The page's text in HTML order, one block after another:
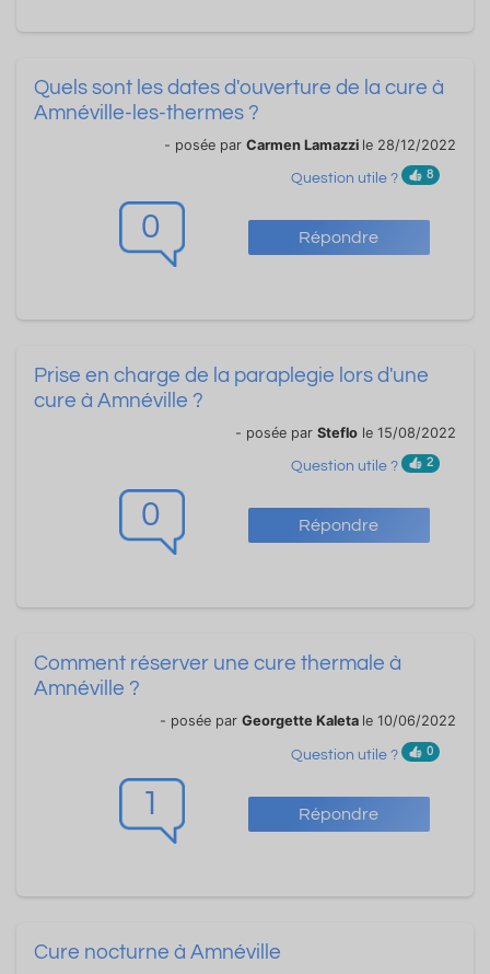
0 Répondre
Quels sont les dates d'ouverture de la cure à
Amnéville-les-thermes ?
- posée par Carmen Lamazzi le 28/12/2022
Question utile ? 8
0 Répondre
Prise en charge de la paraplegie lors d'une
cure à Amnéville ?
- posée par Steflo le 15/08/2022
Question utile ? 2
1 Répondre
Comment réserver une cure thermale à
Amnéville ?
- posée par Georgette Kaleta le 10/06/2022
Question utile ? 0
Cure nocturne à Amnéville